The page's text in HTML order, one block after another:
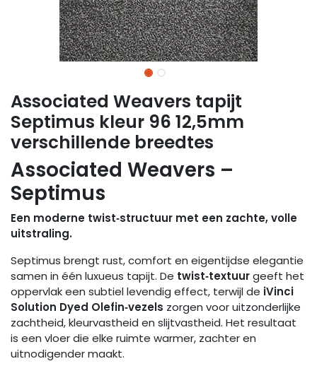
Associated Weavers tapijt
Septimus kleur 96 12,5mm
verschillende breedtes
Associated Weavers –
Septimus
Een moderne twist‑structuur met een zachte, volle
uitstraling.
Septimus brengt rust, comfort en eigentijdse elegantie
samen in één luxueus tapijt. De twist‑textuurgeeft het
oppervlak een subtiel levendig effect, terwijl de iVinci
Solution Dyed Olefin‑vezels zorgen voor uitzonderlijke
zachtheid, kleurvastheid en slijtvastheid. Het resultaat
is een vloer die elke ruimte warmer, zachter en
uitnodigender maakt.